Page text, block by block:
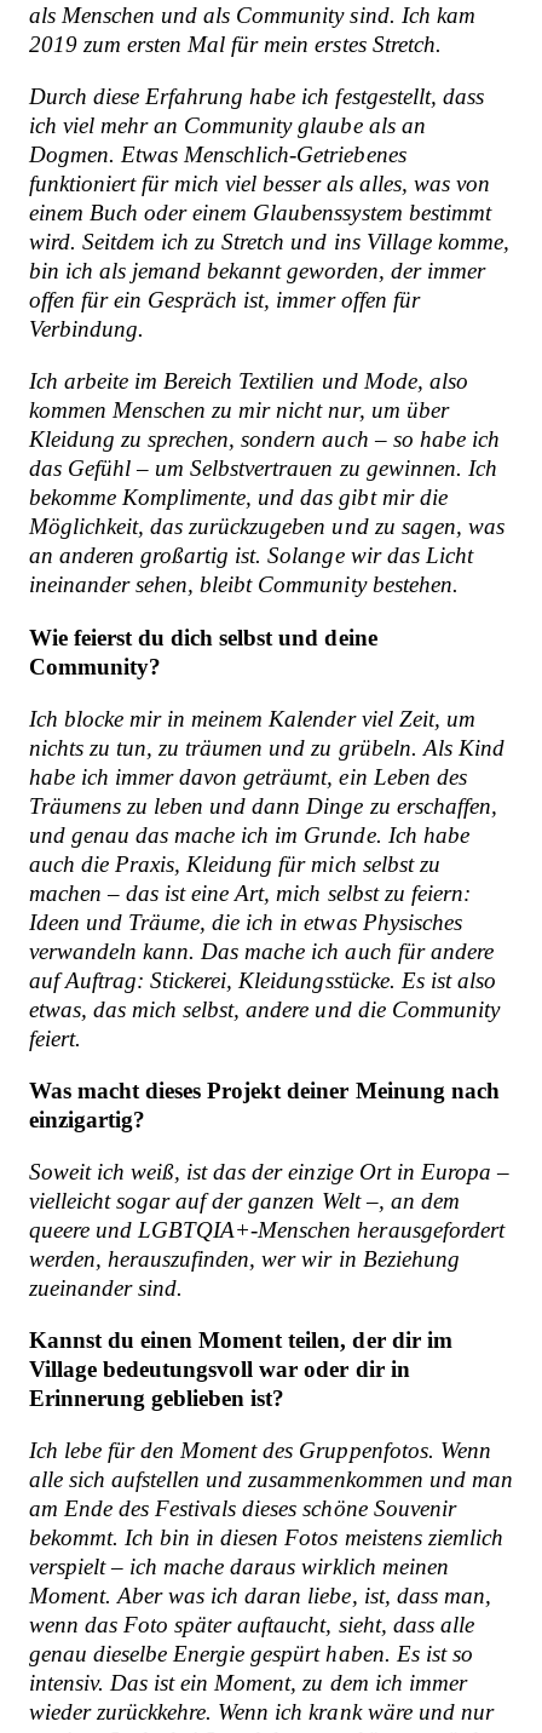
als Menschen und als Community sind. Ich kam
2019 zum ersten Mal für mein erstes Stretch.
Durch diese Erfahrung habe ich festgestellt, dass
ich viel mehr an Community glaube als an
Dogmen. Etwas Menschlich-Getriebenes
funktioniert für mich viel besser als alles, was von
einem Buch oder einem Glaubenssystem bestimmt
wird. Seitdem ich zu Stretch und ins Village komme,
bin ich als jemand bekannt geworden, der immer
offen für ein Gespräch ist, immer offen für
Verbindung.
Ich arbeite im Bereich Textilien und Mode, also
kommen Menschen zu mir nicht nur, um über
Kleidung zu sprechen, sondern auch – so habe ich
das Gefühl – um Selbstvertrauen zu gewinnen. Ich
bekomme Komplimente, und das gibt mir die
Möglichkeit, das zurückzugeben und zu sagen, was
an anderen großartig ist. Solange wir das Licht
ineinander sehen, bleibt Community bestehen.
Wie feierst du dich selbst und deine
Community?
Ich blocke mir in meinem Kalender viel Zeit, um
nichts zu tun, zu träumen und zu grübeln. Als Kind
habe ich immer davon geträumt, ein Leben des
Träumens zu leben und dann Dinge zu erschaffen,
und genau das mache ich im Grunde. Ich habe
auch die Praxis, Kleidung für mich selbst zu
machen – das ist eine Art, mich selbst zu feiern:
Ideen und Träume, die ich in etwas Physisches
verwandeln kann. Das mache ich auch für andere
auf Auftrag: Stickerei, Kleidungsstücke. Es ist also
etwas, das mich selbst, andere und die Community
feiert.
Was macht dieses Projekt deiner Meinung nach
einzigartig?
Soweit ich weiß, ist das der einzige Ort in Europa –
vielleicht sogar auf der ganzen Welt –, an dem
queere und LGBTQIA+-Menschen herausgefordert
werden, herauszufinden, wer wir in Beziehung
zueinander sind.
Kannst du einen Moment teilen, der dir im
Village bedeutungsvoll war oder dir in
Erinnerung geblieben ist?
Ich lebe für den Moment des Gruppenfotos. Wenn
alle sich aufstellen und zusammenkommen und man
am Ende des Festivals dieses schöne Souvenir
bekommt. Ich bin in diesen Fotos meistens ziemlich
verspielt – ich mache daraus wirklich meinen
Moment. Aber was ich daran liebe, ist, dass man,
wenn das Foto später auftaucht, sieht, dass alle
genau dieselbe Energie gespürt haben. Es ist so
intensiv. Das ist ein Moment, zu dem ich immer
wieder zurückkehre. Wenn ich krank wäre und nur